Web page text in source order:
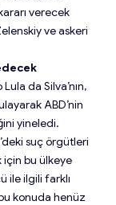
verecek
ve askeri
da Silva’nın,
ABD’nin
yineledi.
suç örgütleri
bu ülkeye
ile ilgili farklı
konuda henüz